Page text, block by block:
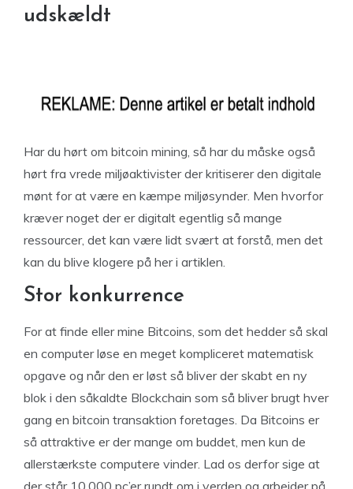
udskældt
Har du hørt om bitcoin mining, så har du måske også
hørt fra vrede miljøaktivister der kritiserer den digitale
mønt for at være en kæmpe miljøsynder. Men hvorfor
kræver noget der er digitalt egentlig så mange
ressourcer, det kan være lidt svært at forstå, men det
kan du blive klogere på her i artiklen.
Stor konkurrence
For at finde eller mine Bitcoins, som det hedder så skal
en computer løse en meget kompliceret matematisk
opgave og når den er løst så bliver der skabt en ny
blok i den såkaldte Blockchain som så bliver brugt hver
gang en bitcoin transaktion foretages. Da Bitcoins er
så attraktive er der mange om buddet, men kun de
allerstærkste computere vinder. Lad os derfor sige at
der står 10.000 pc’er rundt om i verden og arbejder på